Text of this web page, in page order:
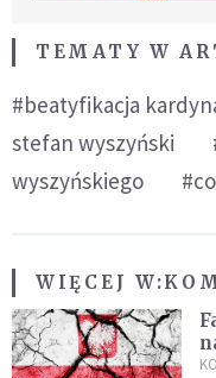
TEMATY W
#beatyfikacja
stefan wyszyński
wyszyńskiego
WIĘCEJ W: